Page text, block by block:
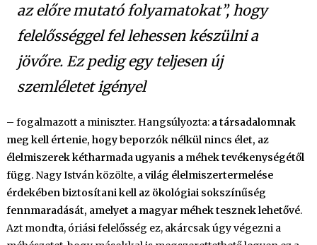
az előre mutató folyamatokat”, hogy
felelősséggel fel lehessen készülni a
jövőre. Ez pedig egy teljesen új
szemléletet igényel
– fogalmazott a miniszter. Hangsúlyozta: a társadalomnak
meg kell értenie, hogy beporzók nélkül nincs élet, az
élelmiszerek kétharmada ugyanis a méhek tevékenységétől
függ. Nagy István közölte, a világ élelmiszertermelése
érdekében biztosítani kell az ökológiai sokszínűség
fennmaradását, amelyet a magyar méhek tesznek lehetővé.
Azt mondta, óriási felelősség ez, akárcsak úgy végezni a